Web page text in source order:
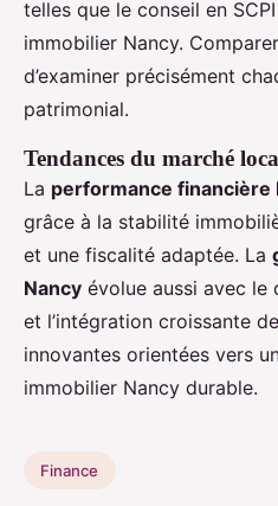
telles que le conseil en
immobilier Nancy.
d’examiner précisément
patrimonial.
Tendances du marché
La performance financière
grâce à la stabilité
et une fiscalité adaptée. La
Nancy évolue aussi avec
et l’intégration croissante
innovantes orientées vers
immobilier Nancy durable.
Finance